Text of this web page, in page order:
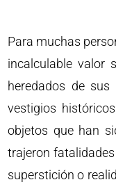
Para muchas
incalculable valor
heredados de
vestigios
objetos que han
trajeron
superstición o